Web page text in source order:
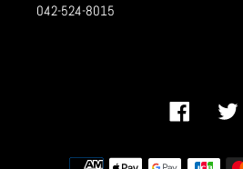
042-524-8015
Facebook
決